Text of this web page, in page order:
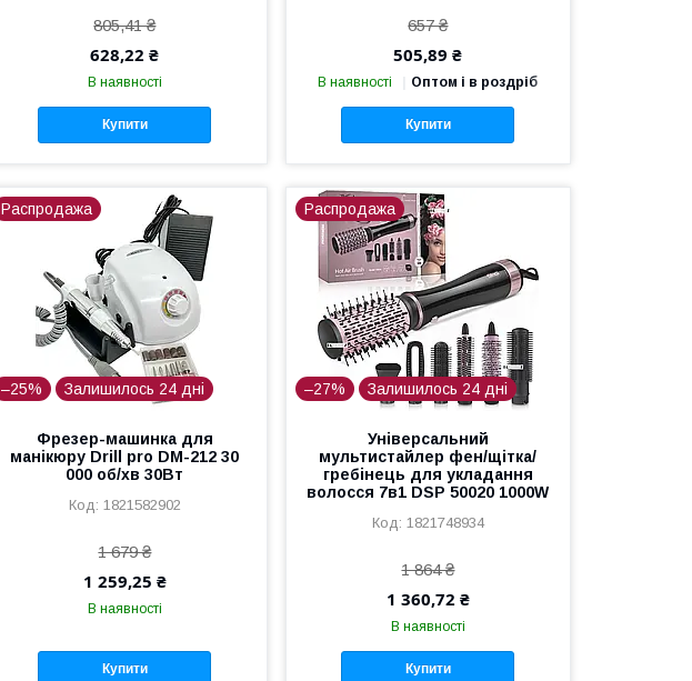
805,41 ₴
628,22 ₴
В наявності
Купити
657 ₴
505,89 ₴
В наявності Оптом і в роздріб
Купити
Распродажа
–25% Залишилось 24 дні
Фрезер-машинка для
манікюру Drill pro DM-212 30
000 об/хв 30Вт
1821582902
1 679 ₴
1 259,25 ₴
В наявності
Купити
Распродажа
–27% Залишилось 24 дні
Універсальний
мультистайлер фен/щітка/
гребінець для укладання
волосся 7в1 DSP 50020 1000W
1821748934
1 864 ₴
1 360,72 ₴
В наявності
Купити